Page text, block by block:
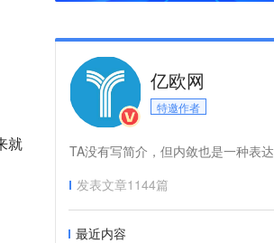
就
亿欧网
特邀作者
TA没有写简介，但内敛也是一种表达
发表文章1144篇
最近内容